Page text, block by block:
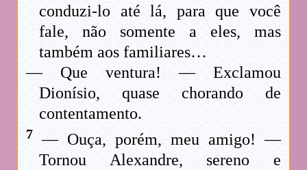
conduzi-lo até lá, para que você
fale, não somente a eles, mas
também aos familiares…
— Que ventura! — Exclamou
Dionísio, quase chorando de
contentamento.
7 — Ouça, porém, meu amigo! —
Tornou Alexandre, sereno e